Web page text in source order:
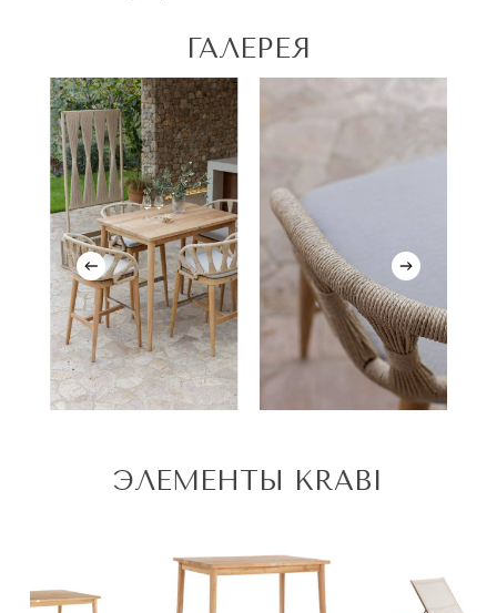
ГАЛЕРЕЯ
ЭЛЕМЕНТЫ KRABI